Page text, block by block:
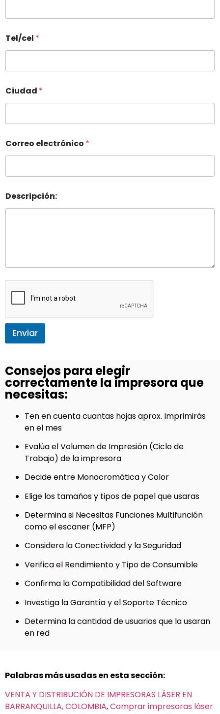
Tel/cel *
Ciudad *
Correo electrónico *
Descripción:
Enviar
Consejos para elegir
correctamente la impresora que
necesitas:
Ten en cuenta cuantas hojas aprox. Imprimirás
en el mes
Evalúa el Volumen de Impresión (Ciclo de
Trabajo) de la impresora
Decide entre Monocromática y Color
Elige los tamaños y tipos de papel que usaras
Determina si Necesitas Funciones Multifunción
como el escaner (MFP)
Considera la Conectividad y la Seguridad
Verifica el Rendimiento y Tipo de Consumible
Confirma la Compatibilidad del Software
Investiga la Garantía y el Soporte Técnico
Determina la cantidad de usuarios que la usaran
en red
Palabras más usadas en esta sección:
VENTA Y DISTRIBUCIÓN DE IMPRESORAS LÁSER EN
BARRANQUILLA, COLOMBIA,Comprar impresoras láser